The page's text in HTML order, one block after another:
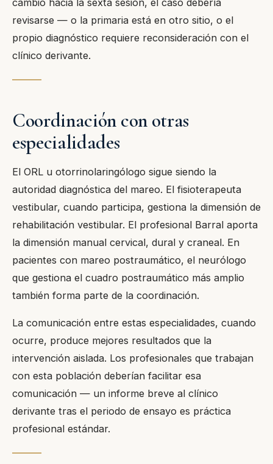
cambio hacia la sexta sesión, el caso debería
revisarse — o la primaria está en otro sitio, o el
propio diagnóstico requiere reconsideración con el
clínico derivante.
Coordinación con otras
especialidades
El ORL u otorrinolaringólogo sigue siendo la
autoridad diagnóstica del mareo. El fisioterapeuta
vestibular, cuando participa, gestiona la dimensión de
rehabilitación vestibular. El profesional Barral aporta
la dimensión manual cervical, dural y craneal. En
pacientes con mareo postraumático, el neurólogo
que gestiona el cuadro postraumático más amplio
también forma parte de la coordinación.
La comunicación entre estas especialidades, cuando
ocurre, produce mejores resultados que la
intervención aislada. Los profesionales que trabajan
con esta población deberían facilitar esa
comunicación — un informe breve al clínico
derivante tras el periodo de ensayo es práctica
profesional estándar.